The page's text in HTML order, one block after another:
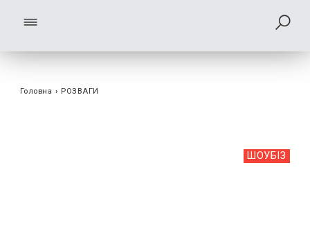
Головна › РОЗВАГИ
ШОУБIЗ